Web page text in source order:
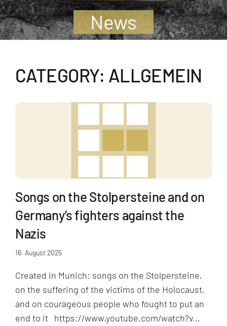
Jugendliche
Unterstützen
Kontakt
SUCHE
News
CATEGORY: ALLGEMEIN
Songs on the Stolpersteine and on
Germany’s fighters against the
Nazis
16. August 2025
Created in Munich: songs on the Stolpersteine,
on the suffering of the victims of the Holocaust,
and on courageous people who fought to put an
end to it https://www.youtube.com/watch?v...